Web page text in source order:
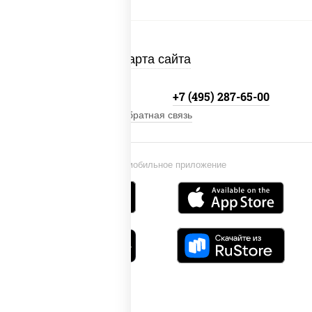
Карта сайта
Установи мобильное приложение
+7 (495) 287-65-00
Обратная связь